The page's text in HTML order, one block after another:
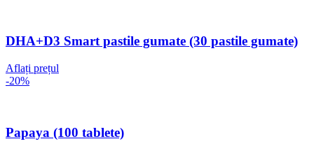
DHA+D3 Smart pastile gumate (30 pastile gumate)
Aflați prețul
-20%
Papaya (100 tablete)